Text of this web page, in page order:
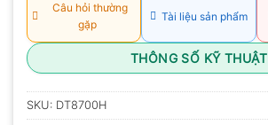
Câu hỏi thường
gặp
Tài liệu sản phẩm
THÔNG SỐ KỸ THUẬT
SKU: DT8700H